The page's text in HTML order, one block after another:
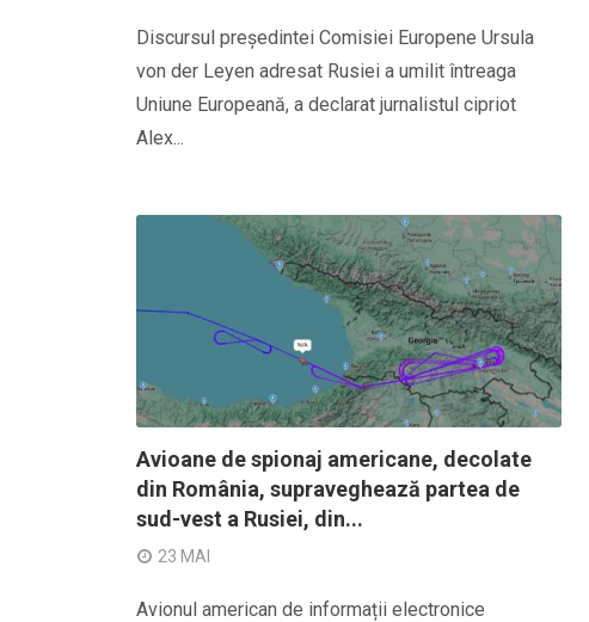
Discursul președintei Comisiei Europene Ursula
von der Leyen adresat Rusiei a umilit întreaga
Uniune Europeană, a declarat jurnalistul cipriot
Alex...
Avioane de spionaj americane, decolate
din România, supraveghează partea de
sud-vest a Rusiei, din...
23 MAI
Avionul american de informații electronice